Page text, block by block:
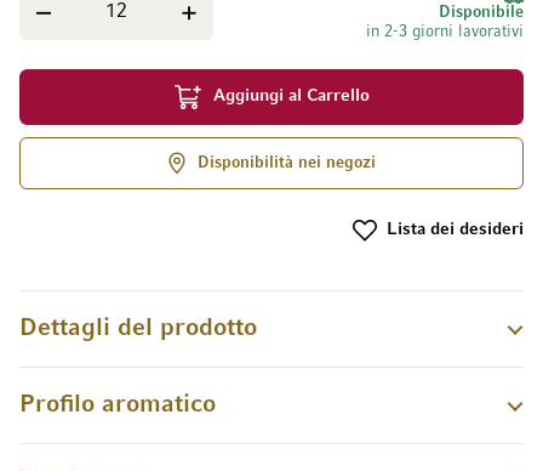
Disponibile
in 2-3 giorni lavorativi
Aggiungi al Carrello
Disponibilità nei negozi
Lista dei desideri
Dettagli del prodotto
Profilo aromatico